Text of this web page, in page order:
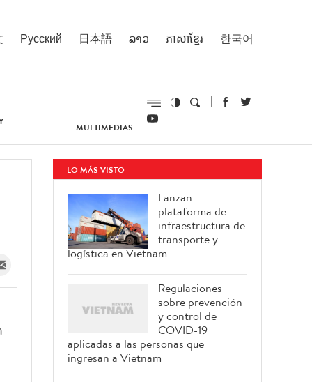
Русский 日本語 ລາວ ភាសាខ្មែរ 한국어
MULTIMEDIAS
LO MÁS VISTO
Lanzan
plataforma de
infraestructura de
transporte y
logística en Vietnam
Regulaciones
sobre prevención
y control de
COVID-19
aplicadas a las personas que
ingresan a Vietnam